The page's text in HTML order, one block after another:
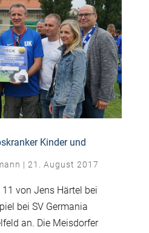
Kinder und
| 21. August 2017
von Jens Härtel bei
bei SV Germania
an. Die Meisdorfer